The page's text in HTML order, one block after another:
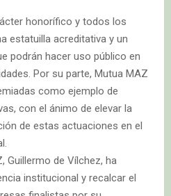
honorífico y todos los
estatuilla acreditativa y un
podrán hacer uso público en
Por su parte, Mutua MAZ
como ejemplo de
con el ánimo de elevar la
de estas actuaciones en el
Guillermo de Vílchez, ha
institucional y recalcar el